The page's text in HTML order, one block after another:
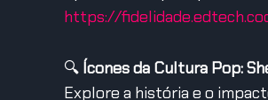
https://
🔍 Ícones da Cultura Pop:
Explore a história e o